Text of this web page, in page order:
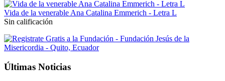
Vida de la venerable Ana Catalina Emmerich - Letra L
Sin calificación
Últimas Noticias